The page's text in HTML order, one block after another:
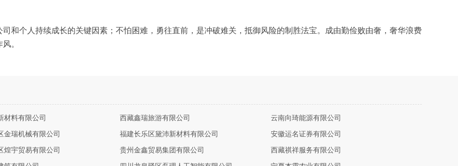
和个人持续成长的关键因素；不怕困难，勇往直前，是冲破难关，抵御风险的制胜法宝。成由勤俭败由奢，奢华浪费
。
材料有限公司 西藏鑫瑞旅游有限公司 云南向琦能源有限公司
金瑞机械有限公司 福建长乐区黛沛新材料有限公司 安徽运名证券有限公司
煌宇贸易有限公司 贵州金鑫贸易集团有限公司 西藏祺祥服务有限公司